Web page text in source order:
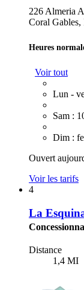
226 Almeria
Coral
Heures
Voir tout
Lun -
Sam :
Dim :
Ouvert
Voir les tarifs
4
La
Distance
1,4 MI